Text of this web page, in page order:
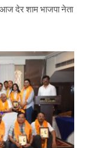
देर शाम भाजपा नेता